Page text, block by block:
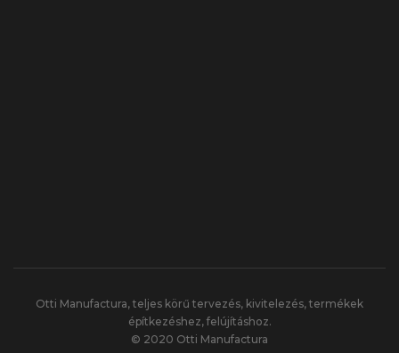
Otti Manufactura, teljes körű tervezés, kivitelezés, termékek
építkezéshez, felújításhoz.
© 2020 Otti Manufactura